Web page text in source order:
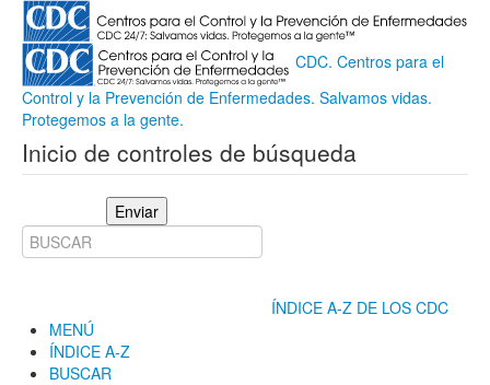
CDC. Centros para el
Control y la Prevención de Enfermedades. Salvamos vidas.
Protegemos a la gente.
Inicio de controles de búsqueda
Enviar
ÍNDICE A-Z DE LOS CDC
MENÚ
ÍNDICE A-Z
BUSCAR